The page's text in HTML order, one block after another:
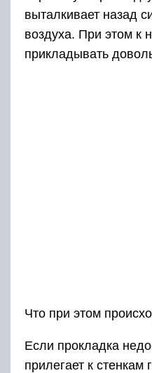
выталкивает назад
воздуха. При этом к
прикладывать
Что при этом
Если прокладка
прилегает к стенкам